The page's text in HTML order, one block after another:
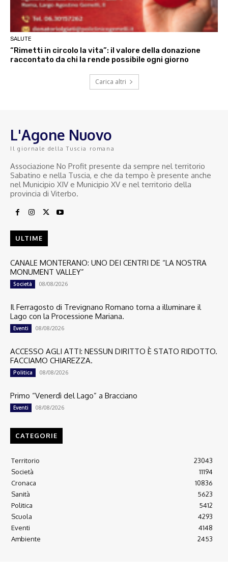
SALUTE
“Rimetti in circolo la vita”: il valore della donazione
raccontato da chi la rende possibile ogni giorno
Carica altri
L'Agone Nuovo
Il giornale della Tuscia romana
Associazione No Profit presente da sempre nel territorio
Sabatino e nella Tuscia, e che da tempo è presente anche
nel Municipio XIV e Municipio XV e nel territorio della
provincia di Viterbo.
ULTIME
CANALE MONTERANO: UNO DEI CENTRI DE “LA NOSTRA
MONUMENT VALLEY”
Società 08/08/2026
Il Ferragosto di Trevignano Romano torna a illuminare il
Lago con la Processione Mariana.
Eventi 08/08/2026
ACCESSO AGLI ATTI: NESSUN DIRITTO È STATO RIDOTTO.
FACCIAMO CHIAREZZA.
Politica 08/08/2026
Primo “Venerdì del Lago” a Bracciano
Eventi 08/08/2026
CATEGORIE
Territorio
23043
Società
11194
Cronaca
10836
Sanità
5623
Politica
5412
Scuola
4293
Eventi
4148
Ambiente
2453